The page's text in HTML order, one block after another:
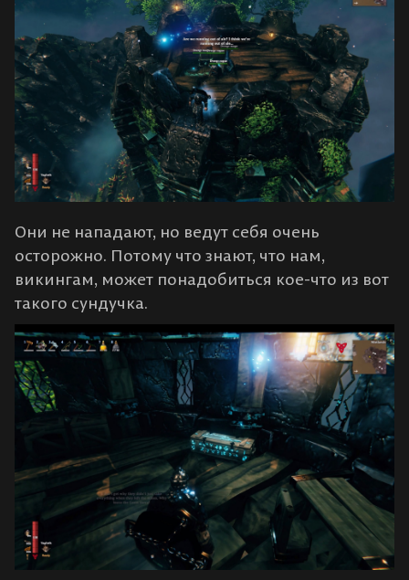
Они не нападают, но ведут себя очень
осторожно. Потому что знают, что нам,
викингам, может понадобиться кое-что из вот
такого сундучка.